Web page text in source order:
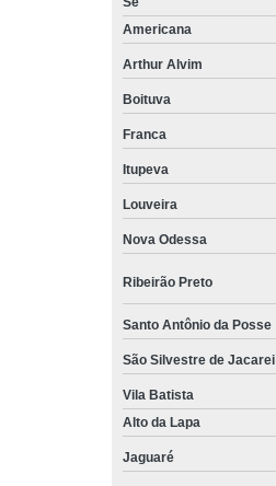
Americana
Arthur Alvim
Boituva
Franca
Itupeva
Louveira
Nova Odessa
Ribeirão Preto
Santo Antônio da Posse
São Silvestre de Jacarei
Vila Batista
Alto da Lapa
Jaguaré